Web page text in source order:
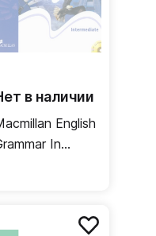
практические
изученного.
тем, включая
в наличии
English
In